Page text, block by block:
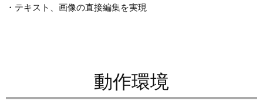
・テキスト、画像の直接編集を実現
動作環境